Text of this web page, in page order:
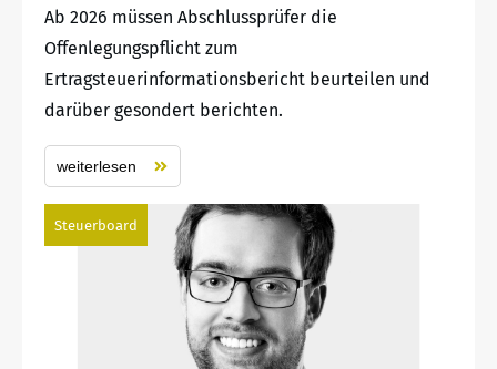
Ab 2026 müssen Abschlussprüfer die
Offenlegungspflicht zum
Ertragsteuerinformationsbericht beurteilen und
darüber gesondert berichten.
weiterlesen
Steuerboard